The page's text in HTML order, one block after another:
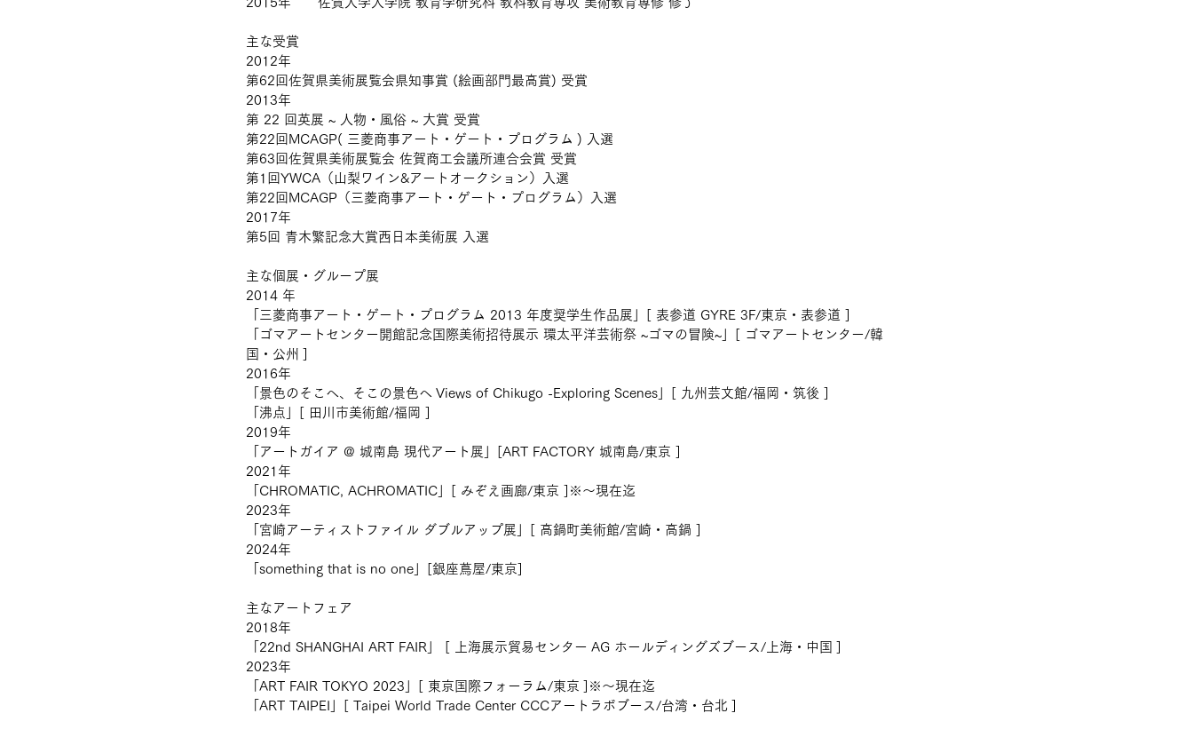
主な受賞
2012年
第62回佐賀県美術展覧会県知事賞 (絵画部門最高賞) 受賞
2013年
第 22 回英展 ~ 人物・風俗 ~ 大賞 受賞
第22回MCAGP( 三菱商事アート・ゲート・プログラム ) 入選
第63回佐賀県美術展覧会 佐賀商工会議所連合会賞 受賞
第1回YWCA（山梨ワイン&アートオークション）入選
第22回MCAGP（三菱商事アート・ゲート・プログラム）入選
2017年
第5回 青木繁記念大賞西日本美術展 入選
主な個展・グループ展
2014 年
「三菱商事アート・ゲート・プログラム 2013 年度奨学生作品展」[ 表参道 GYRE 3F/東京・表参道 ]
「ゴマアートセンター開館記念国際美術招待展示 環太平洋芸術祭 ~ゴマの冒険~」[ ゴマアートセンター/韓
国・公州 ]
2016年
「景色のそこへ、そこの景色へ Views of Chikugo -Exploring Scenes」[ 九州芸文館/福岡・筑後 ]
「沸点」[ 田川市美術館/福岡 ]
2019年
「アートガイア @ 城南島 現代アート展」[ART FACTORY 城南島/東京 ]
2021年
「CHROMATIC, ACHROMATIC」[ みぞえ画廊/東京 ]※～現在迄
2023年
「宮崎アーティストファイル ダブルアップ展」[ 高鍋町美術館/宮崎・高鍋 ]
2024年
「something that is no one」[銀座蔦屋/東京]
主なアートフェア
2018年
「22nd SHANGHAI ART FAIR」 [ 上海展示貿易センター AG ホールディングズブース/上海・中国 ]
2023年
「ART FAIR TOKYO 2023」[ 東京国際フォーラム/東京 ]※～現在迄
「ART TAIPEI」[ Taipei World Trade Center CCCアートラボブース/台湾・台北 ]